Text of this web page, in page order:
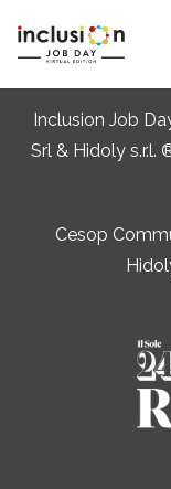
Privacy Policy
Inclusion Job
Srl& Hidoly s.r.l.
Cesop